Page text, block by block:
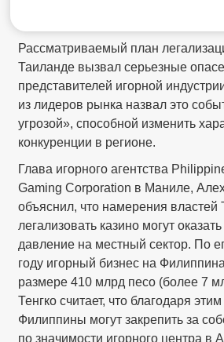
Рассматриваемый план
Таиланде вызвал серьезные
представителей игорной
из лидеров рынка назвал это
угрозой», способной изменить
конкуренции в регионе.
Глава игорного агентства
Gaming Corporation в Маниле,
объяснил, что намерения властей
легализовать казино могут
давление на местный сектор. По
году игорный бизнес на
размере 410 млрд песо (более 7
Тенгко считает, что благодаря
Филиппины могут закрепить за
по значимости игорного центра в